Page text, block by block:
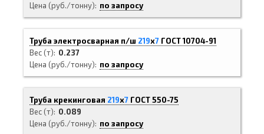
Цена (руб./тонну)
по запросу
Труба электросварная п/ш 219х7 ГОСТ 10704-91
Вес (т)
0.237
Цена (руб./тонну)
по запросу
Труба крекинговая 219х7 ГОСТ 550-75
Вес (т)
0.089
Цена (руб./тонну)
по запросу